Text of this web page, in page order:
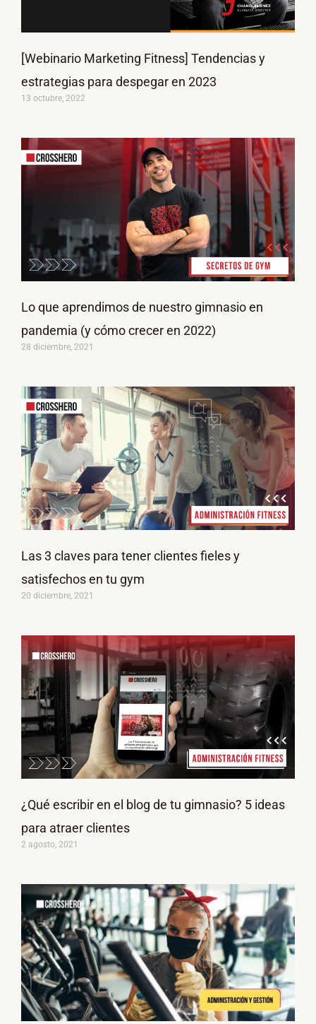
[Webinario Marketing Fitness] Tendencias y
estrategias para despegar en 2023
13 octubre, 2022
Lo que aprendimos de nuestro gimnasio en
pandemia (y cómo crecer en 2022)
28 diciembre, 2021
Las 3 claves para tener clientes fieles y
satisfechos en tu gym
20 diciembre, 2021
¿Qué escribir en el blog de tu gimnasio? 5 ideas
para atraer clientes
2 agosto, 2021